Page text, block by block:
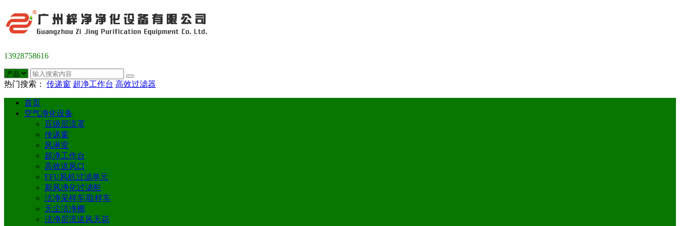
13928758616
热门搜索： 传递窗 超净工作台 高效过滤器
首页
空气净化设备
百级层流罩
传递窗
风淋室
超净工作台
高效送风口
FFU风机过滤单元
新风净化过滤柜
洁净采样车|取样车
无尘洁净棚
洁净层流送风天花